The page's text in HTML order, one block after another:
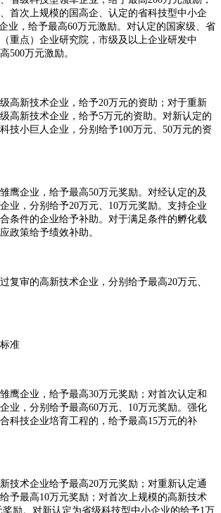
首次上规模的国高企、认定的省科技型中小企
业，给予最高60万元激励。对认定的国家级、省
重点）企业研究院，市级及以上企业研发中
500万元激励。
新技术企业，给予20万元的资助；对于重新
高新技术企业，给予5万元的资助。对新认定的
技小巨人企业，分别给予100万元、50万元的资
企业，给予最高50万元奖励。对经认定的及
业，分别给予20万元、10万元奖励。支持企业
条件的企业给予补助。对于满足条件的孵化载
政策给予绩效补助。
审的高新技术企业，分别给予最高20万元、
准
企业，给予最高30万元奖励；对首次认定和
业，分别给予最高60万元、10万元奖励。强化
科技企业培育工程的，给予最高15万元的补
术企业给予最高20万元奖励；对重新认定通
予最高10万元奖励；对首次上规模的高新技术
励。对新认定为省级科技型中小企业的给予1万